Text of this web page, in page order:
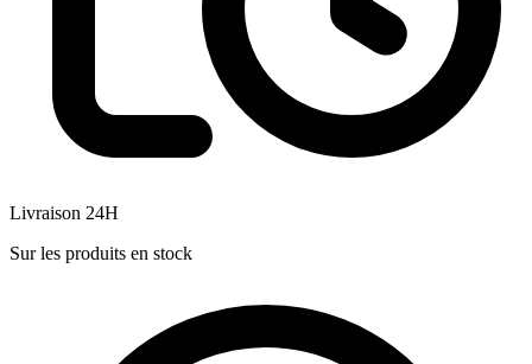
Livraison 24H
Sur les produits en stock